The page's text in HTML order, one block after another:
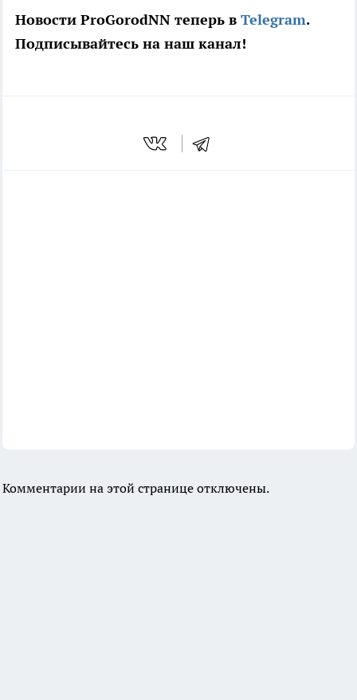
Новости ProGorodNN теперь в Telegram.
Подписывайтесь на наш канал!
Комментарии на этой странице отключены.